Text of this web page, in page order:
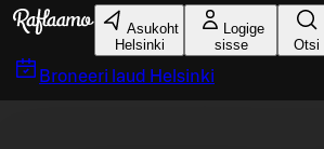
Liigu peamise sisu juurde
Asukoht
Helsinki
Logige
sisse
Otsi
Broneeri laud Helsinki